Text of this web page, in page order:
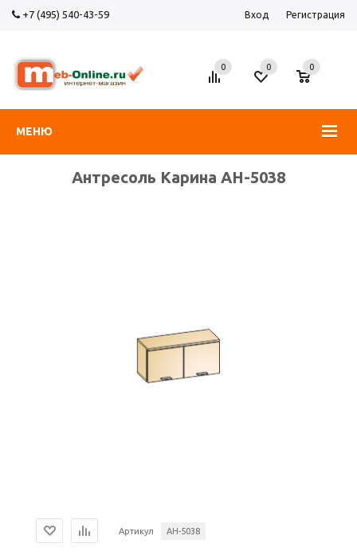
+7 (495) 540-43-59 Вход Регистрация
МЕНЮ
0 0
0
Антресоль Карина АН-5038
Артикул АН-5038